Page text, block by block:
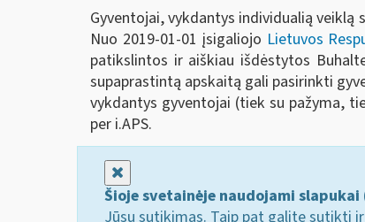
Gyventojai, vykdantys individualią
Nuo 2019-01-01 įsigaliojo Lietuvos
patikslintos ir aiškiau išdėstytos
supaprastintą apskaitą gali pasirinkti
vykdantys gyventojai (tiek su pažyma,
per i.APS.
Šioje svetainėje naudojami slapukai
Jūsų sutikimas. Taip pat galite sutikti